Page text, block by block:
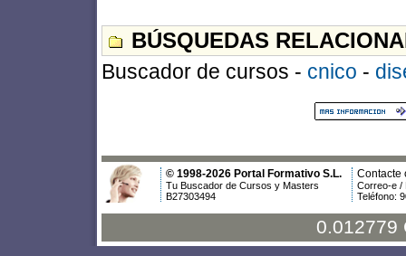
BÚSQUEDAS
Buscador de cursos - cnico -
© 1998-2026 Portal Formativo S.L.
Tu Buscador de Cursos y Masters
B27303494
Contacte
Correo-e /
Teléfono:
0.012779